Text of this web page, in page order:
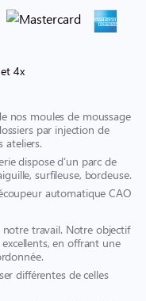
4x
nos moules de moussage
par injection de
ateliers.
dispose d’un parc de
surfileuse, bordeuse.
automatique CAO
travail. Notre objectif
en offrant une
différentes de celles